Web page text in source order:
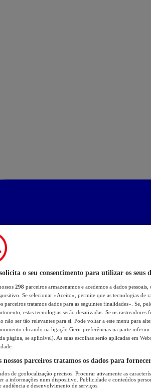
o seu consentimento para utilizar os seus
298 parceiros armazenamos e acedemos a dados
Se selecionar «Aceito», permite que as tecnologias de
parceiros tratamos dados para as seguintes finalidades». Se,
estas tecnologias serão desativadas. Se os
não ser tão relevantes para si. Pode voltar a este menu para
clicando na ligação Gerir preferências na parte
página, se aplicável). As suas escolhas serão aplicadas em
nossos parceiros tratamos os dados para
de geolocalização precisos. Procurar ativamente as
a informações num dispositivo. Publicidade e conteúdos
audiência e desenvolvimento de serviços.